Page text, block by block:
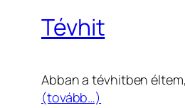
Tévhit
Abban a tévhitben
(tovább…)